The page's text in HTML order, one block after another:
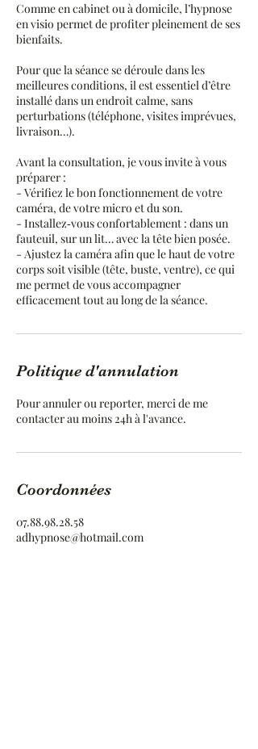
Comme en cabinet ou à domicile, l’hypnose
en visio permet de profiter pleinement de ses
bienfaits.
Pour que la séance se déroule dans les
meilleures conditions, il est essentiel d’être
installé dans un endroit calme, sans
perturbations (téléphone, visites imprévues,
livraison…).
Avant la consultation, je vous invite à vous
préparer :
- Vérifiez le bon fonctionnement de votre
caméra, de votre micro et du son.
- Installez‑vous confortablement : dans un
fauteuil, sur un lit… avec la tête bien posée.
- Ajustez la caméra afin que le haut de votre
corps soit visible (tête, buste, ventre), ce qui
me permet de vous accompagner
efficacement tout au long de la séance.
Politique d'annulation
Pour annuler ou reporter, merci de me
contacter au moins 24h à l'avance.
Coordonnées
07.88.98.28.58
adhypnose@hotmail.com